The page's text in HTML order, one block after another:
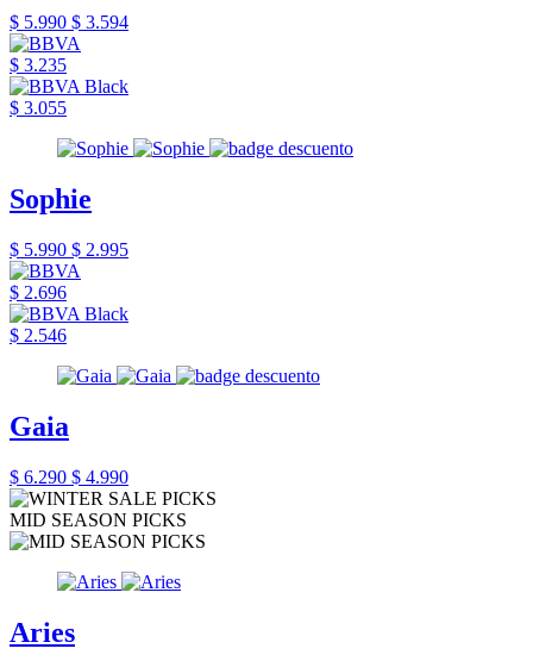
$ 5.990 $ 3.594
$ 3.235
$ 3.055
Sophie
$ 5.990 $ 2.995
$ 2.696
$ 2.546
Gaia
$ 6.290 $ 4.990
MID SEASON PICKS
Aries